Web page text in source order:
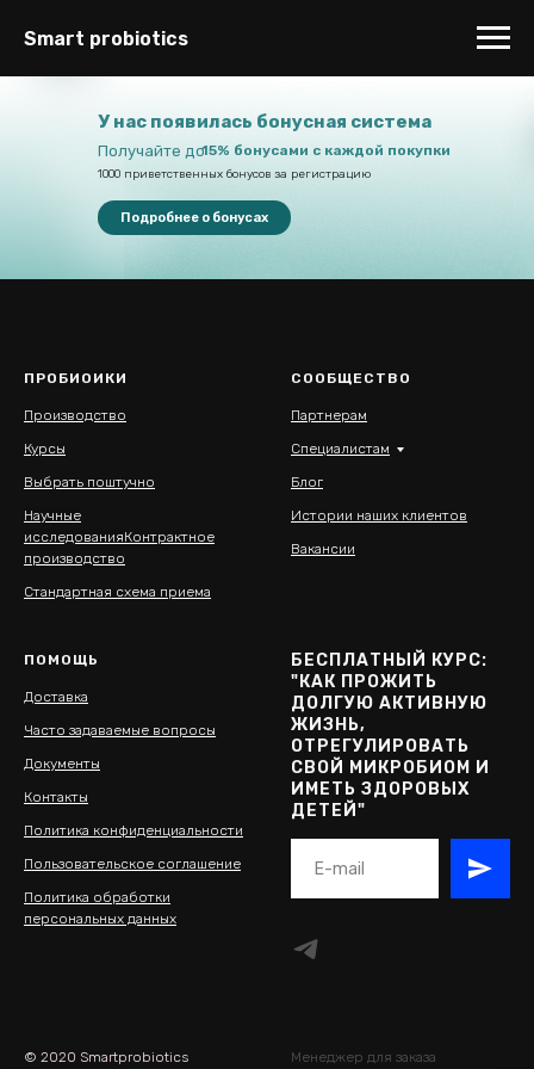
Smart probiotics
У нас появилась бонусная система
Получайте до15% бонусами с каждой покупки
1000 приветственных бонусов за регистрацию
Подробнее о бонусах
ПРОБИОИКИ
Производство
Курсы
Выбрать поштучно
Научные
исследованияКонтрактное
производство
Стандартная схема приема
СООБЩЕСТВО
Партнерам
Специалистам
Блог
Истории наших клиентов
Вакансии
ПОМОЩЬ
Доставка
Часто задаваемые вопросы
Документы
Контакты
Политика конфиденциальности
Пользовательское соглашение
Политика обработки
персональных данных
БЕСПЛАТНЫЙ КУРС:
"КАК ПРОЖИТЬ
ДОЛГУЮ АКТИВНУЮ
ЖИЗНЬ,
ОТРЕГУЛИРОВАТЬ
СВОЙ МИКРОБИОМ И
ИМЕТЬ ЗДОРОВЫХ
ДЕТЕЙ"
© 2020 Smartprobiotics Менеджер для заказа